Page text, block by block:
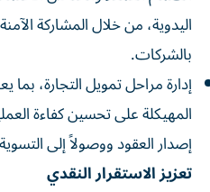
اليدوية، من خلال المشاركة
بالشركات.
إدارة مراحل تمويل التجارة، بما
المهيكلة على تحسين كفاءة
إصدار العقود ووصولاً إلى
تعزيز الاستقرار النقدي